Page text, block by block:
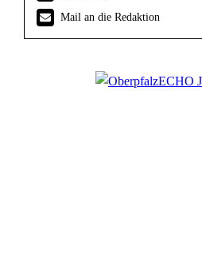
Mail an die Redaktion